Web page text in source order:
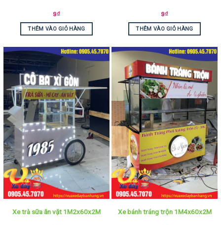
9₫
THÊM VÀO GIỎ HÀNG
9₫
THÊM VÀO GIỎ HÀNG
Xe trà sữa ăn vặt 1M2x60x2M Xe bánh tráng trộn 1M4x60x2M